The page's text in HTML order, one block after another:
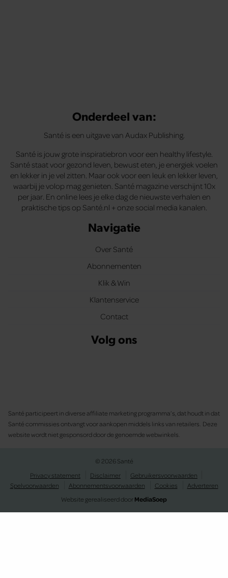
Onderdeel van:
Santé is een uitgave van Audax Publishing.
Santé is jouw grote inspiratiebron voor een healthy lifestyle.
Santé staat voor gezond leven, bewust eten, je energiek voelen
en lekker in je vel zitten. Maar ook voor een leuk en lekker leven,
waarbij je volop mag genieten. Santé magazine verschijnt 10x
per jaar. En online lees je elke dag de nieuwste verhalen en
praktische tips op Santé.nl + onze social media kanalen.
Navigatie
Over Santé
Abonnementen
Klik & Win
Klantenservice
Contact
Volg ons
Santé participeert in diverse affiliate marketing programma’s, dat houdt in dat
Santé commissies ontvangt voor aankopen middels links van retailers. Deze
website wordt niet gesponsord door de genoemde webwinkels.
© 2026 Santé
Privacy statement
Disclaimer
Gebruikersvoorwaarden
Spelvoorwaarden
Abonnementsvoorwaarden Cookies
Adverteren
Website gerealiseerd doorMediaSoep